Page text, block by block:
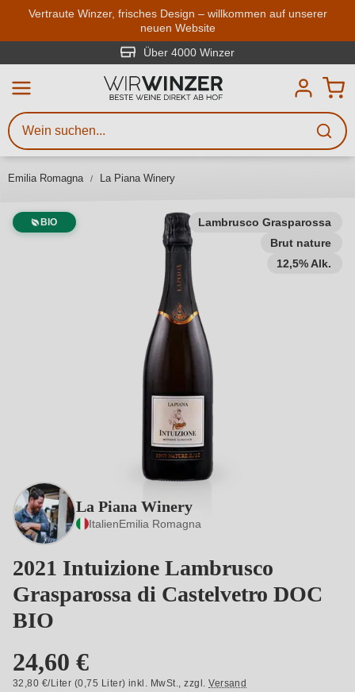
Zum Hauptinhalt springen
Vertraute Winzer, frisches Design – willkommen auf unserer
neuen Website
Über 4000 Winzer
Emilia Romagna La Piana Winery
Lambrusco Grasparossa
Brut nature
12,5% Alk.
BIO
La Piana Winery
ItalienEmilia Romagna
2021 Intuizione Lambrusco
Grasparossa di Castelvetro DOC
BIO
24,60 €
32,80 €/Liter (0,75 Liter) inkl. MwSt.,zzgl.Versand
Weinsuche
Mindestens 3 Zeichen eingeben
Beschreiben Sie, welchen Wein
Sie suchen – ob nach Geschmack,
Region, Winzer oder anderen